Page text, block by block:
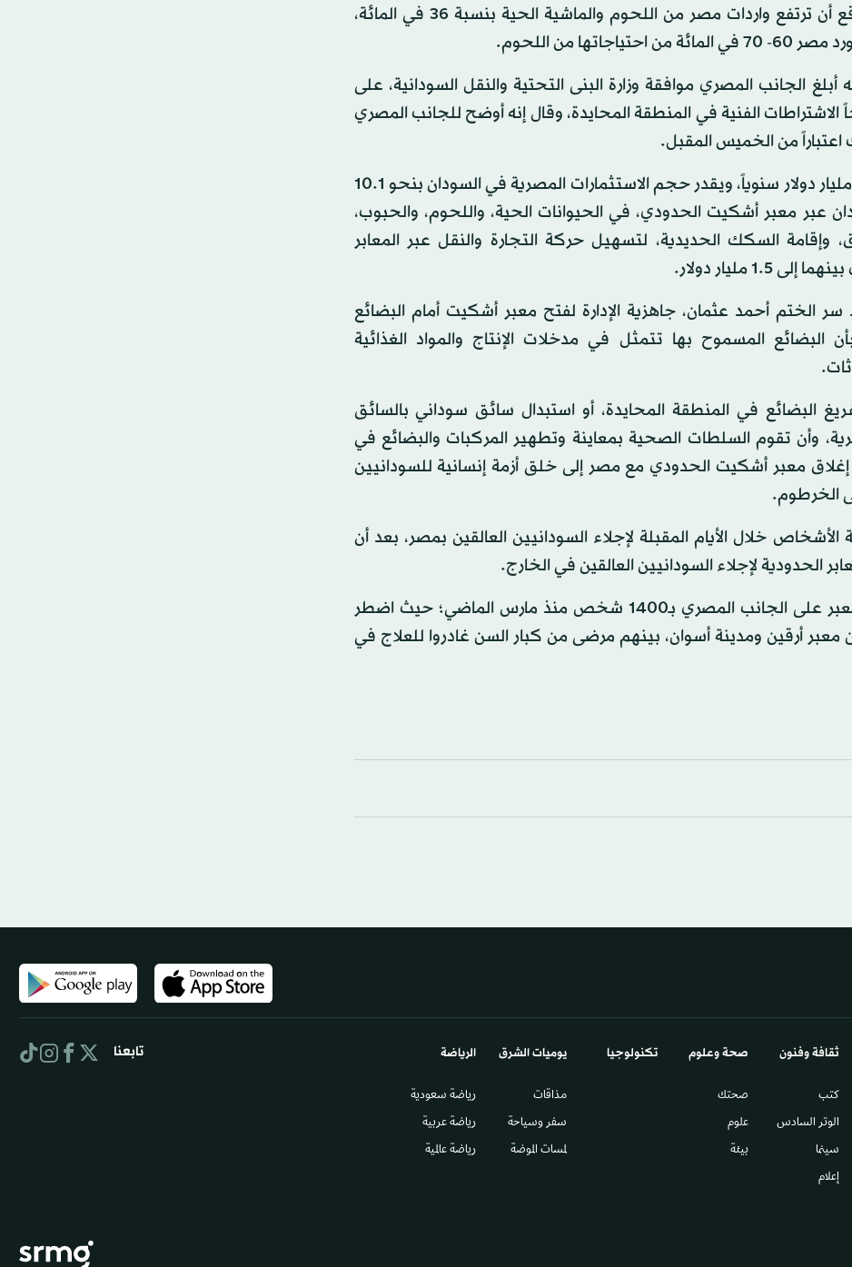
المائة من احتياجاتها من اللحوم من السودان، ويتوقع أن ترتفع واردات مصر من اللحوم والماشية الحية بنسبة 36 في المائة،
الجانب المصري موافقة وزارة البنى التحتية والنقل السودانية، على
الفنية في المنطقة المحايدة، وقال إنه أوضح للجانب المصري
ويبلغ حجم التبادل التجاري بين السودان ومصر نحو مليار دولار سنوياً، ويقدر حجم الاستثمارات المصرية في السودان بنحو 10.1
عبر معبر أشكيت الحدودي، في الحيوانات الحية، واللحوم، والحبوب،
وإقامة السكك الحديدية، لتسهيل حركة التجارة والنقل عبر المعابر
مليار دولار.
الختم أحمد عثمان، جاهزية الإدارة لفتح معبر أشكيت أمام البضائع
البضائع المسموح بها تتمثل في مدخلات الإنتاج والمواد الغذائية
البضائع في المنطقة المحايدة، أو استبدال سائق سوداني بالسائق
وأن تقوم السلطات الصحية بمعاينة وتطهير المركبات والبضائع في
معبر أشكيت الحدودي مع مصر إلى خلق أزمة إنسانية للسودانيين
الخرطوم.
خلال الأيام المقبلة لإجلاء السودانيين العالقين بمصر، بعد أن
الحدودية لإجلاء السودانيين العالقين في الخارج.
وقدرت إحصائيات أعداد السودانيين العالقين في المعبر على الجانب المصري بـ1400 شخص منذ مارس الماضي؛ حيث اضطر
أرقين ومدينة أسوان، بينهم مرضى من كبار السن غادروا للعلاج في
ثقافة وفنون
كتب
الوتر السادس​
سينما
إعلام
صحة وعلوم
صحتك
علوم
بيئة
تكنولوجيا يوميات الشرق​
مذاقات
سفر وسياحة
لمسات الموضة
الرياضة
رياضة سعودية
رياضة عربية
رياضة عالمية
تابعنا